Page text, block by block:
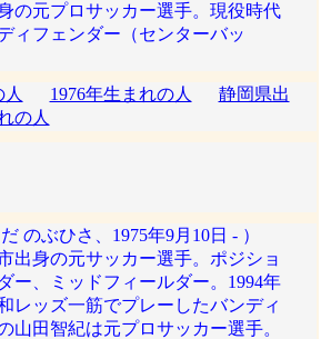
の元プロサッカー選手。現役時代
ィフェンダー（センターバッ
1976年生まれの人
静岡県出
の人
のぶひさ、1975年9月10日 - ）
出身の元サッカー選手。ポジショ
ー、ミッドフィールダー。1994年
レッズ一筋でプレーしたバンディ
山田智紀は元プロサッカー選手。